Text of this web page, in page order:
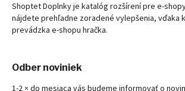
Shoptet Doplnky je katalóg rozšírení pre e-
nájdete prehľadne zoradené vylepšenia, vďaka
prevádzka e-shopu hračka.
Odber noviniek
1-2 × do mesiaca vás budeme informovať o